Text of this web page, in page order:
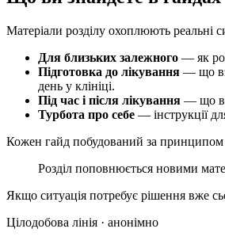
Матеріали розділу охоплюють реальні
Для близьких залежного — як
Підготовка до лікування — що
день у клініці.
Під час і після лікування — що
Турбота про себе — інструкції
Кожен гайд побудований за принципом
Розділ поповнюється новими
Якщо ситуація потребує рішення вже
Цілодобова лінія · анонімно